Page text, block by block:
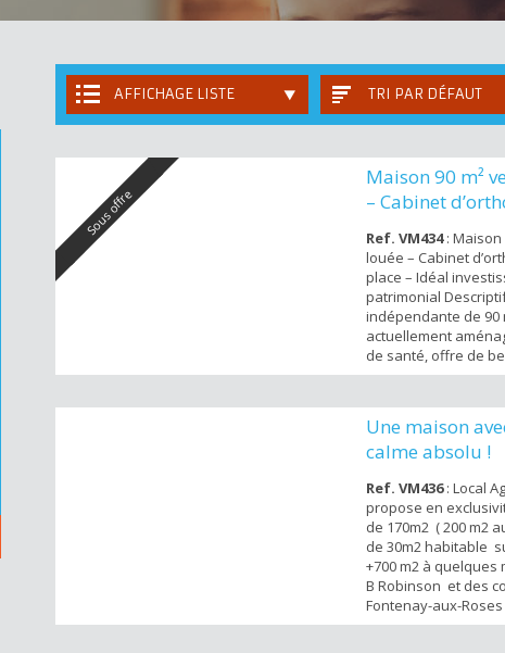
AFFICHAGE LISTE TRI PAR DÉFAUT
Sous offre
Maison 90 m²
– Cabinet
pl...
Ref. VM434: Maison
louée – Cabinet
place – Idéal
patrimonial
indépendante de 90
actuellement
de santé, offre de
une organisation
l’entrée, une
mène à un couloir
bureaux spacieux au
Une maison
calme absolu !
Ref. VM436: Local
propose en
de 170m2 ( 200 m2
de 30m2 habitable
+700 m2 à quelques
B Robinson et des
Fontenay-aux-
familial entouré de